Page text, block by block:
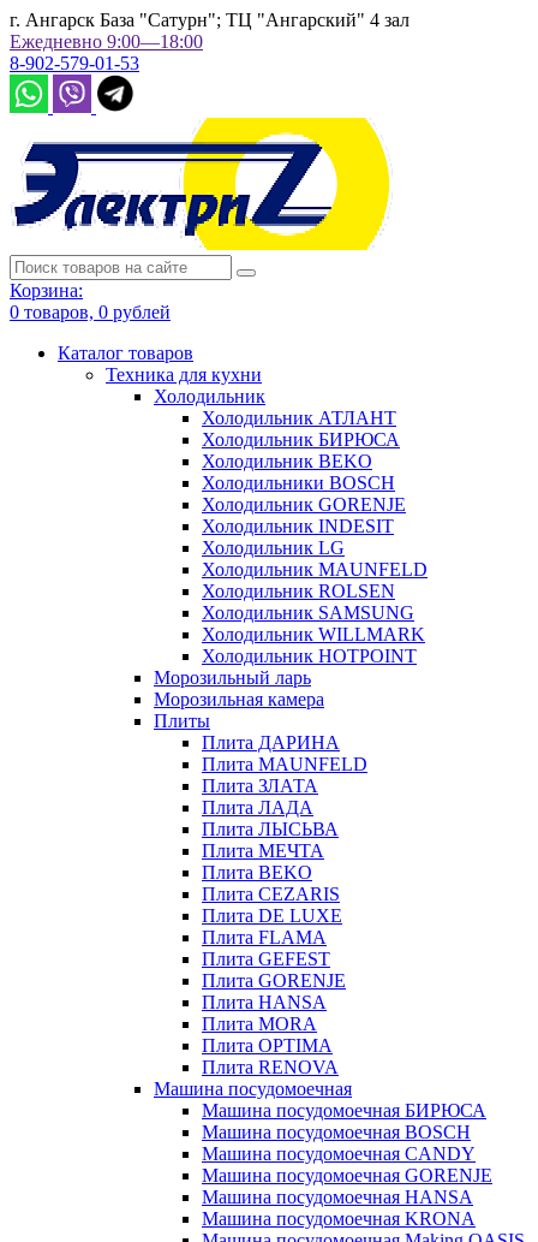
г. Ангарск База "Сатурн"; ТЦ "Ангарский" 4 зал
Ежедневно 9:00—18:00
8-902-579-01-53
Корзина:
0 товаров, 0 рублей
Каталог товаров
Техника для кухни
Холодильник
Холодильник АТЛАНТ
Холодильник БИРЮСА
Холодильник BEKO
Холодильники BOSCH
Холодильник GORENJE
Холодильник INDESIT
Холодильник LG
Холодильник MAUNFELD
Холодильник ROLSEN
Холодильник SAMSUNG
Холодильник WILLMARK
Холодильник HOTPOINT
Морозильный ларь
Морозильная камера
Плиты
Плита ДАРИНА
Плита MAUNFELD
Плита ЗЛАТА
Плита ЛАДА
Плита ЛЫСЬВА
Плита МЕЧТА
Плита BEKO
Плита CEZARIS
Плита DE LUXE
Плита FLAMA
Плита GEFEST
Плита GORENJE
Плита HANSA
Плита MORA
Плита OPTIMA
Плита RENOVA
Машина посудомоечная
Машина посудомоечная БИРЮСА
Машина посудомоечная BOSCH
Машина посудомоечная CANDY
Машина посудомоечная GORENJE
Машина посудомоечная HANSA
Машина посудомоечная KRONA